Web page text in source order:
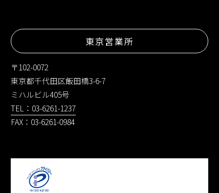
東京営業所
〒102-0072
東京都千代田区飯田橋3-6-7
ミハルビル405号
TEL：03-6261-1237
FAX：03-6261-0984